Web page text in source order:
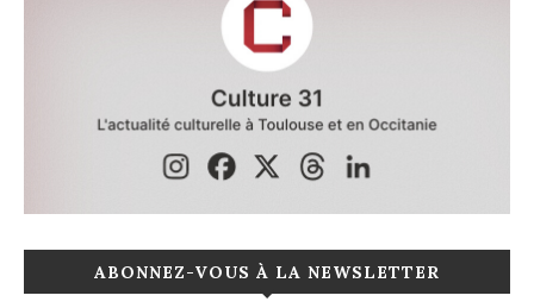
ABONNEZ-VOUS À LA NEWSLETTER